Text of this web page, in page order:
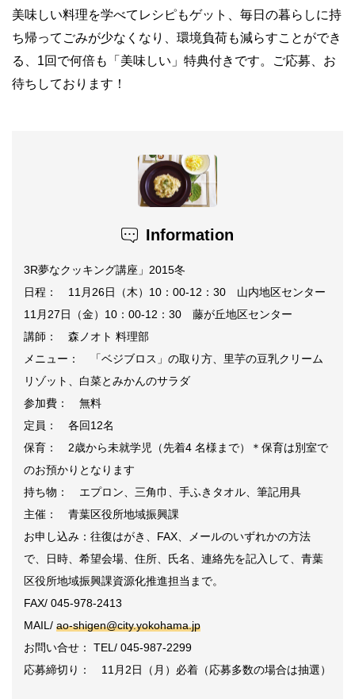
美味しい料理を学べてレシピもゲット、毎日の暮らしに持
ち帰ってごみが少なくなり、環境負荷も減らすことができ
る、1回で何倍も「美味しい」特典付きです。ご応募、お
待ちしております！
Information
3R夢なクッキング講座」2015冬
日程： 11月26日（木）10：00-12：30 山内地区センター
11月27日（金）10：00-12：30 藤が丘地区センター
講師： 森ノオト 料理部
メニュー： 「ベジブロス」の取り方、里芋の豆乳クリーム
リゾット、白菜とみかんのサラダ
参加費： 無料
定員： 各回12名
保育： 2歳から未就学児（先着4 名様まで）＊保育は別室で
のお預かりとなります
持ち物： エプロン、三角巾、手ふきタオル、筆記用具
主催： 青葉区役所地域振興課
お申し込み：往復はがき、FAX、メールのいずれかの方法
で、日時、希望会場、住所、氏名、連絡先を記入して、青葉
区役所地域振興課資源化推進担当まで。
FAX/ 045-978-2413
MAIL/ ao-shigen@city.yokohama.jp
お問い合せ： TEL/ 045-987-2299
応募締切り： 11月2日（月）必着（応募多数の場合は抽選）